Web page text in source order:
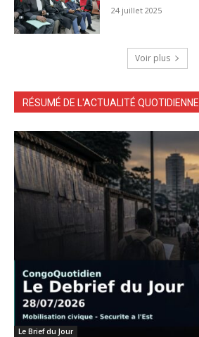
24 juillet 2025
Voir plus
RÉSUMÉ DE L'ACTUALITÉ QUOTIDIENNE
Le Brief du Jour